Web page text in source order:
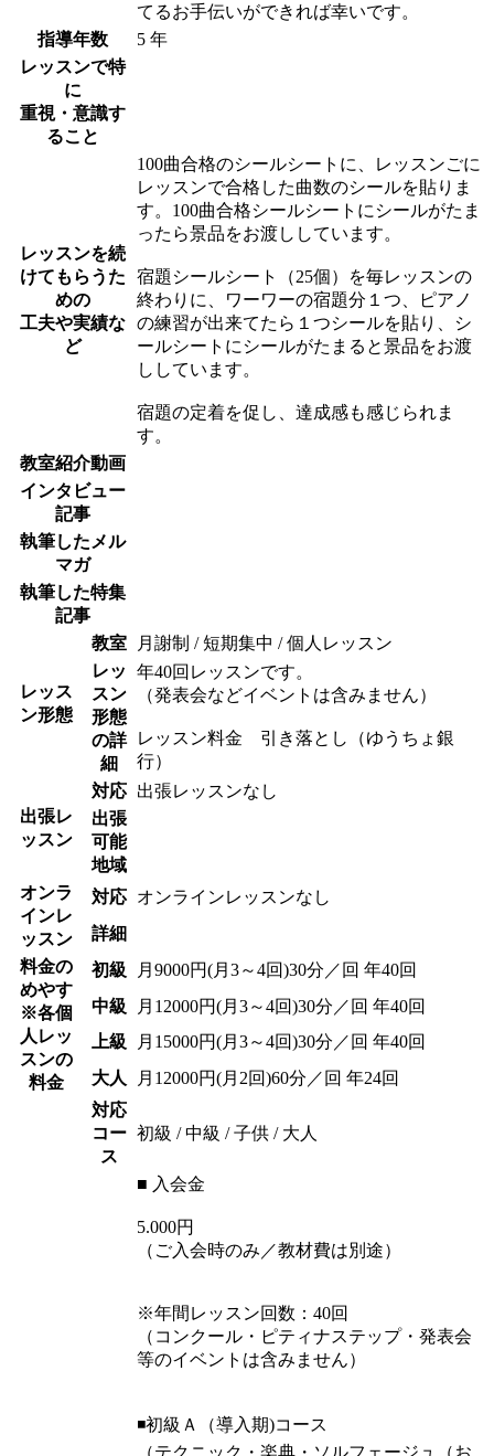
てるお手伝いができれば幸いです。​
指導年数
5 年
レッスンで特
に
重視・意識す
ること
レッスンを続
けてもらうた
めの
工夫や実績な
ど
100曲合格のシールシートに、レッスンごに
レッスンで合格した曲数のシールを貼りま
す。100曲合格シールシートにシールがたま
ったら景品をお渡ししています。
宿題シールシート（25個）を毎レッスンの
終わりに、ワーワーの宿題分１つ、ピアノ
の練習が出来てたら１つシールを貼り、シ
ールシートにシールがたまると景品をお渡
ししています。
宿題の定着を促し、達成感も感じられま
す。
教室紹介動画
インタビュー
記事
執筆したメル
マガ
執筆した特集
記事
レッス
ン形態
教室
月謝制 / 短期集中 / 個人レッスン
レッ
スン
形態
の詳
細
年40回レッスンです。
（発表会などイベントは含みません）
レッスン料金 引き落とし（ゆうちょ銀
行）
出張レ
ッスン
対応
出張レッスンなし
出張
可能
地域
オンラ
インレ
ッスン
対応
オンラインレッスンなし
詳細
料金の
めやす
※各個
人レッ
スンの
料金
初級
月9000円(月3～4回)30分／回 年40回
中級
月12000円(月3～4回)30分／回 年40回
上級
月15000円(月3～4回)30分／回 年40回
大人
月12000円(月2回)60分／回 年24回
対応
コー
ス
初級 / 中級 / 子供 / 大人
■ 入会金
5.000円
（ご入会時のみ／教材費は別途）
※年間レッスン回数：40回
（コンクール・ピティナステップ・発表会
等のイベントは含みません）
◾️初級Ａ（導入期)コース
（テクニック・楽典・ソルフェージュ（お